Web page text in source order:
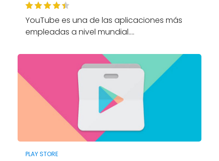
YouTube es una de las aplicaciones más
empleadas a nivel mundial.…
PLAY STORE